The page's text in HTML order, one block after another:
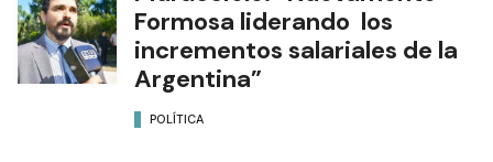
Formosa liderando los
incrementos salariales de la
Argentina”
POLÍTICA